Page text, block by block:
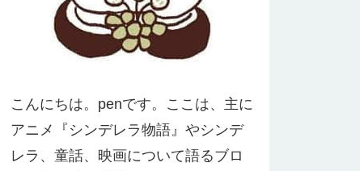
こんにちは。penです。ここは、主に
アニメ『シンデレラ物語』やシンデ
レラ、童話、映画について語るブロ